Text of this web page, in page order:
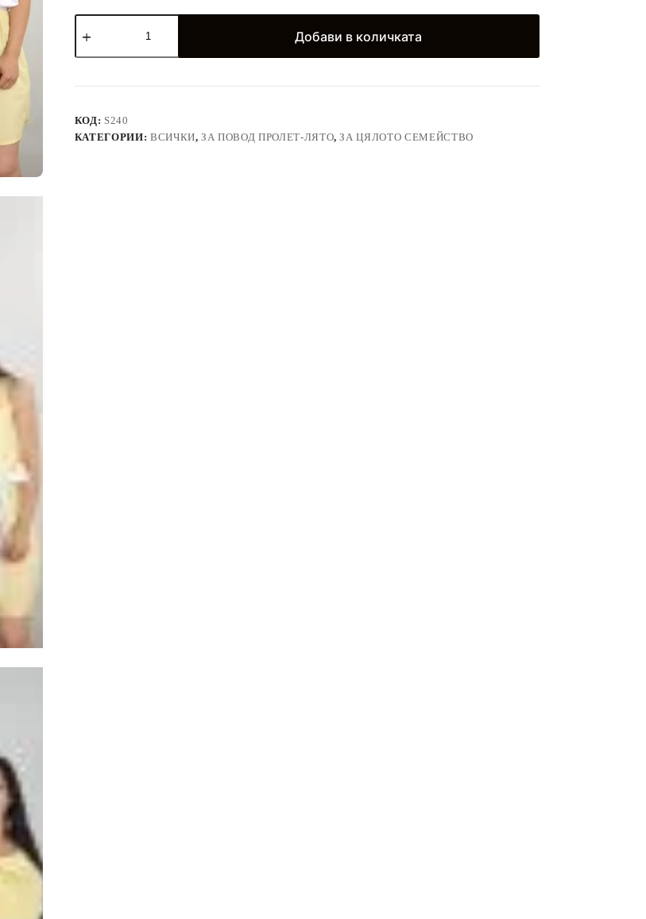
количество
за
и
в
жълто
с
бели
Добави в количката
КОД: S240
КАТЕГОРИИ: ВСИЧКИ,ЗА ПОВОД ПРОЛЕТ-ЛЯТО,ЗА ЦЯЛОТО СЕМЕЙСТВО